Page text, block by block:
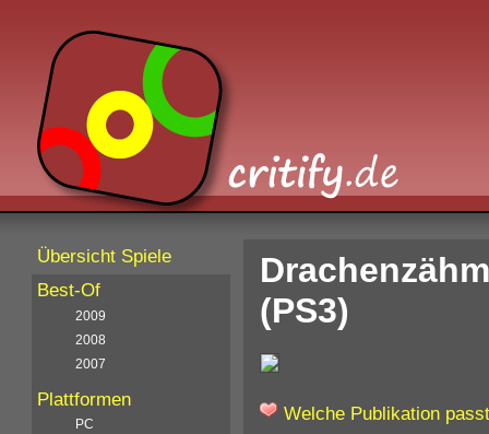
(PS3)
Welche Publikation
Übersicht Spiele
Best-Of
2009
2008
2007
Plattformen
PC